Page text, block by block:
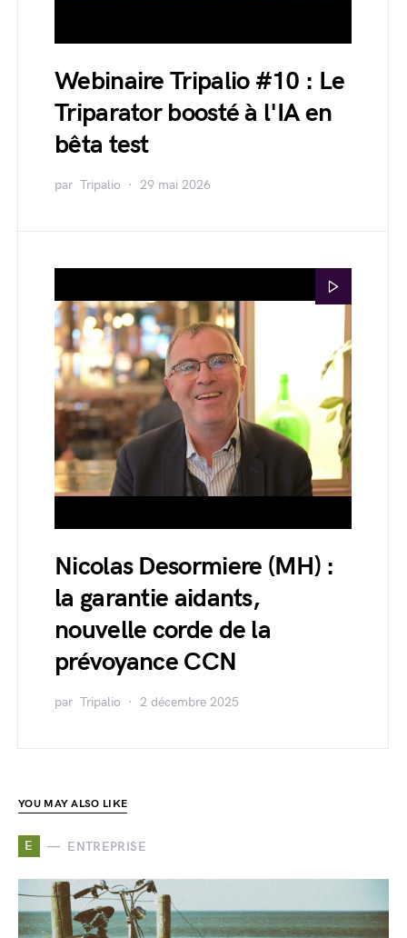
Webinaire Tripalio #10 : Le
Triparator boosté à l'IA en
bêta test
par Tripalio 29 mai 2026
Nicolas Desormiere (MH) :
la garantie aidants,
nouvelle corde de la
prévoyance CCN
par Tripalio 2 décembre 2025
YOU MAY ALSO LIKE
E ENTREPRISE